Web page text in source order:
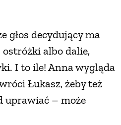
głos decydujący ma
albo dalie,
I to ile! Anna wygląda
Łukasz, żeby też
uprawiać – może